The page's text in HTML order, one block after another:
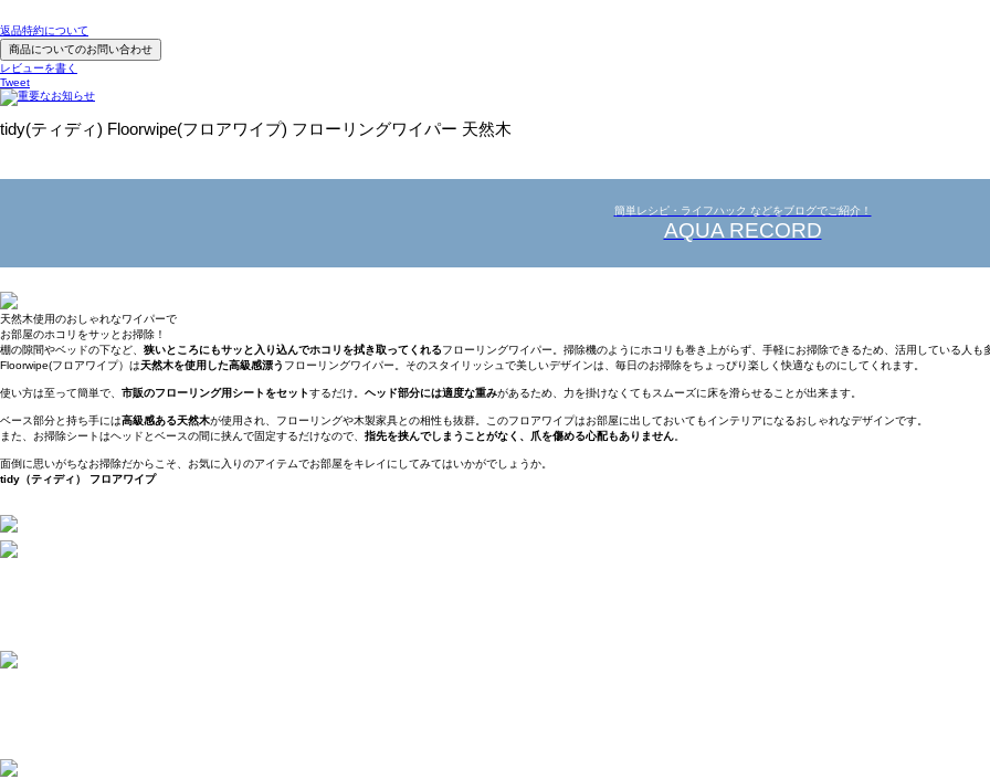
返品特約について
商品についてのお問い合わせ
レビューを書く
Tweet
tidy(ティディ) Floorwipe(フロアワイプ) フローリングワイパー 天然木
簡単レシピ・ライフハック などをブログでご紹介！
AQUA RECORD
天然木使用のおしゃれなワイパーで
お部屋のホコリをサッとお掃除！
棚の隙間やベッドの下など、 狭いところにもサッと入り込んでホコリを拭き取ってくれるフローリングワイパー。掃除機のようにホコリも巻き上がらず、手軽にお掃除できるため、活用している人も
Floorwipe(フロアワイプ）は天然木を使用した高級感漂う フローリングワイパー。そのスタイリッシュで美しいデザインは、毎日のお掃除をちょっぴり楽しく快適なものにしてくれます。
使い方は至って簡単で、 市販のフローリング用シートをセットするだけ。 ヘッド部分には適度な重みがあるため、力を掛けなくてもスムーズに床を滑らせることが出来ます。
ベース部分と持ち手には高級感ある天然木が使用され、フローリングや木製家具との相性も抜群。このフロアワイプはお部屋に出しておいてもインテリアになるおしゃれなデザインです。
また、お掃除シートはヘッドとベースの間に挟んで固定するだけなので、 指先を挟んでしまうことがなく、爪を傷める心配もありません
面倒に思いがちなお掃除だからこそ、お気に入りのアイテムでお部屋をキレイにしてみてはいかがでしょうか。
tidy（ティディ） フロアワイプ